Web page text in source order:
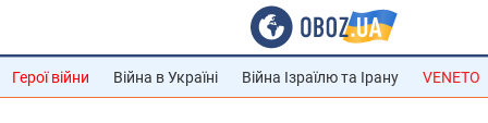
Герої війни Війна в Україні Війна Ізраїлю та Ірану VENETO